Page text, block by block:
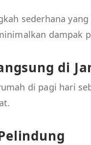
sederhana
dampak
di
di pagi hari